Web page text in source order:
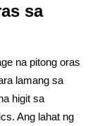
sa
na pitong oras
lamang sa
higit sa
Ang lahat ng